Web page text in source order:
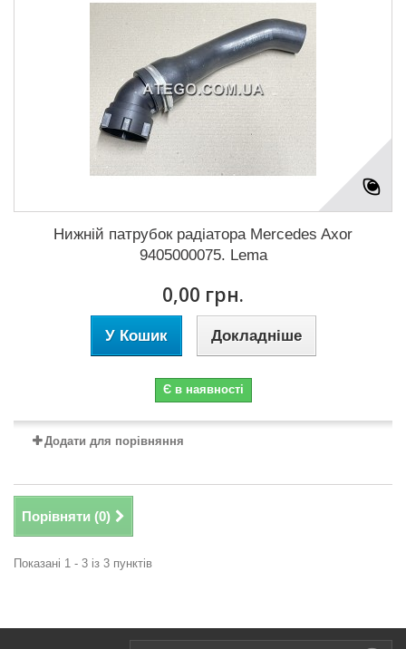
Нижній патрубок радіатора Mercedes Axor
9405000075. Lema
0,00 грн.
У Кошик Докладніше
Є в наявності
Додати для порівняння
Порівняти (0)
Показані 1 - 3 із 3 пунктів